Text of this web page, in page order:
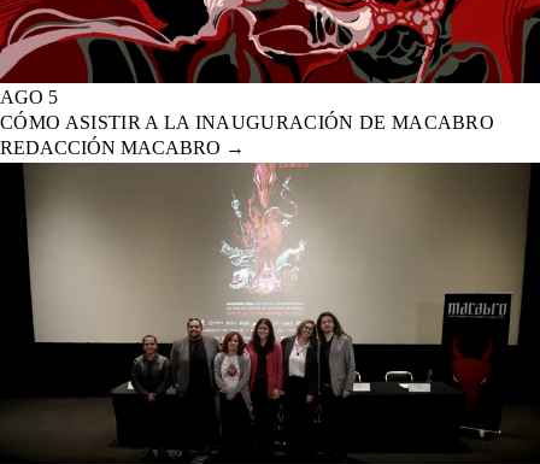
AGO 5
CÓMO ASISTIR A LA INAUGURACIÓN DE MACABRO
REDACCIÓN MACABRO →